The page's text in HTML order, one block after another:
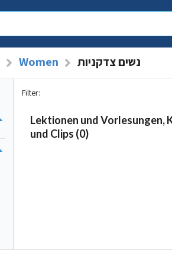
Women נשים צדקניות
Filter:
Lektionen und Vorlesungen,
und Clips (0)